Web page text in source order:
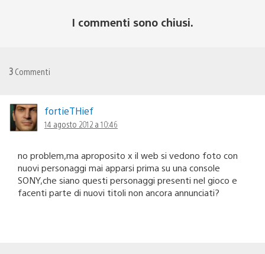
I commenti sono chiusi.
3 Commenti
fortieTHief
14 agosto 2012 a 10:46
no problem,ma aproposito x il web si vedono foto con
nuovi personaggi mai apparsi prima su una console
SONY,che siano questi personaggi presenti nel gioco e
facenti parte di nuovi titoli non ancora annunciati?